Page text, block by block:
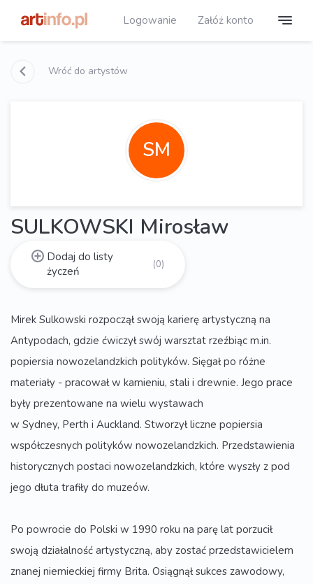
Logowanie Załóż konto
Wróć do artystów
SM
SULKOWSKI Mirosław
Dodaj do listy
życzeń
(0)
Mirek Sulkowski rozpoczął swoją karierę artystyczną na
Antypodach, gdzie ćwiczył swój warsztat rzeźbiąc m.in.
popiersia nowozelandzkich polityków. Sięgał po różne
materiały - pracował w kamieniu, stali i drewnie. Jego prace
były prezentowane na wielu wystawach
w Sydney, Perth i Auckland. Stworzył liczne popiersia
współczesnych polityków nowozelandzkich. Przedstawienia
historycznych postaci nowozelandzkich, które wyszły z pod
jego dłuta trafiły do muzeów.
Po powrocie do Polski w 1990 roku na parę lat porzucił
swoją działalność artystyczną, aby zostać przedstawicielem
znanej niemieckiej firmy Brita. Osiągnął sukces zawodowy,